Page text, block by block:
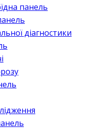
панель
діагностики